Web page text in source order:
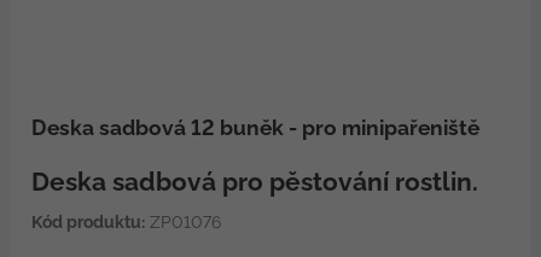
Deska sadbová 12 buněk - pro minipařeniště
Deska sadbová pro pěstování rostlin.
Kód produktu:ZP01076